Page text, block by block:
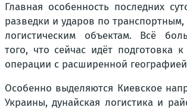
Главная особенность последних
разведки и ударов по
логистическим объектам. Всё
того, что сейчас идёт подготовка
операции с расширенной
Особенно выделяются Киевское
Украины, дунайская логистика и